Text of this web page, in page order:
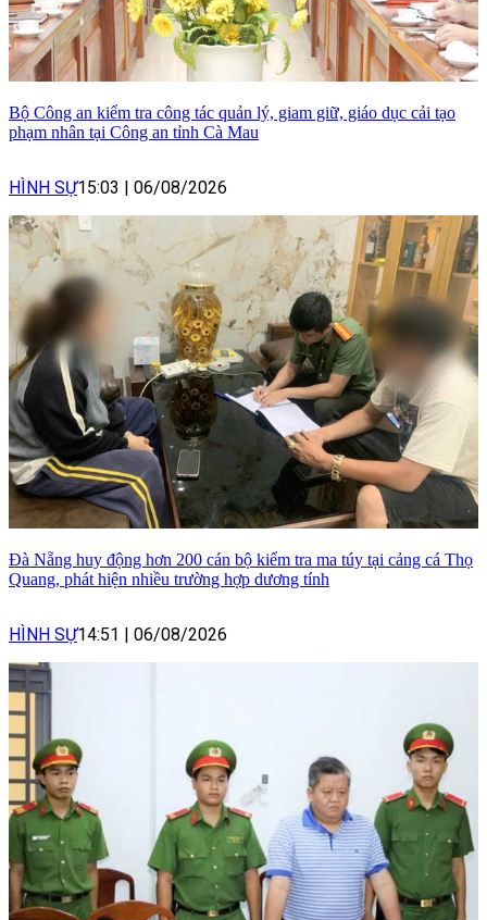
Bộ Công an kiểm tra công tác quản lý, giam giữ, giáo dục cải tạo
phạm nhân tại Công an tỉnh Cà Mau
HÌNH SỰ15:03 | 06/08/2026
Đà Nẵng huy động hơn 200 cán bộ kiểm tra ma túy tại cảng cá Thọ
Quang, phát hiện nhiều trường hợp dương tính
HÌNH SỰ14:51 | 06/08/2026